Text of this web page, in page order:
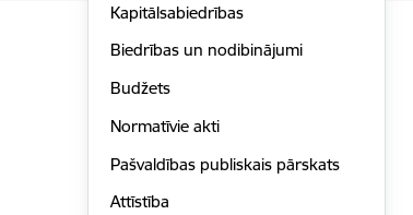
Kapitālsabiedrības
Biedrības un nodibinājumi
Budžets
Normatīvie akti
Pašvaldības publiskais pārskats
Attīstība